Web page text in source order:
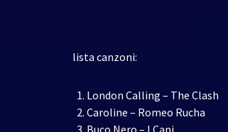
lista canzoni:
London Calling – The Clash
Caroline – Romeo Rucha
Buco Nero – I Cani